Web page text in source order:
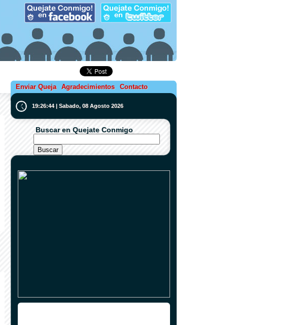
Enviar Queja Agradecimientos Contacto
19:26:45 | Sabado, 08 Agosto 2026
Buscar en Quejate Conmigo